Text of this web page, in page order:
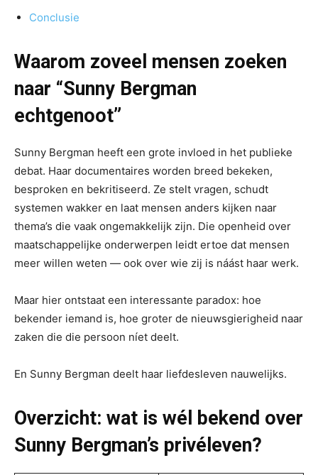
Conclusie
Waarom zoveel mensen zoeken
naar “Sunny Bergman
echtgenoot”
Sunny Bergman heeft een grote invloed in het publieke
debat. Haar documentaires worden breed bekeken,
besproken en bekritiseerd. Ze stelt vragen, schudt
systemen wakker en laat mensen anders kijken naar
thema’s die vaak ongemakkelijk zijn. Die openheid over
maatschappelijke onderwerpen leidt ertoe dat mensen
meer willen weten — ook over wie zij is náást haar werk.
Maar hier ontstaat een interessante paradox: hoe
bekender iemand is, hoe groter de nieuwsgierigheid naar
zaken die die persoon níet deelt.
En Sunny Bergman deelt haar liefdesleven nauwelijks.
Overzicht: wat is wél bekend over
Sunny Bergman’s privéleven?